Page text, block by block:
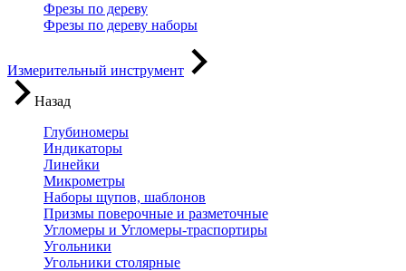
Фрезы по дереву
Фрезы по дереву наборы
Измерительный инструмент
Назад
Глубиномеры
Индикаторы
Линейки
Микрометры
Наборы щупов, шаблонов
Призмы поверочные и разметочные
Угломеры и Угломеры-траспортиры
Угольники
Угольники столярные